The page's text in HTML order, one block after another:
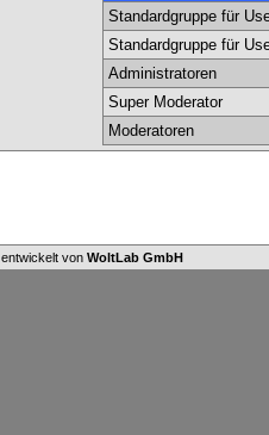
Standardgruppe für
Standardgruppe für
Administratoren
Super Moderator
Moderatoren
, entwickelt von WoltLab GmbH